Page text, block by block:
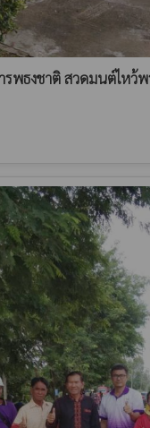
พธงชาติ สวดมนต์ไหว้